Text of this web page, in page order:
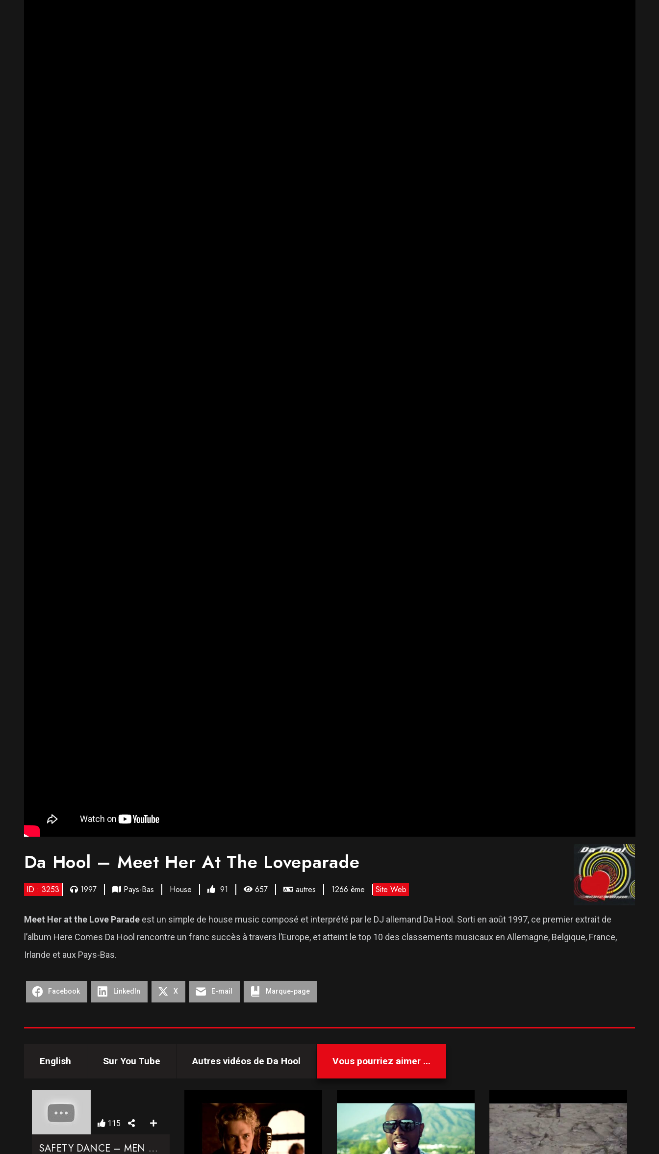
Da Hool – Meet Her At The Loveparade
ID : 3253 1997 Pays-Bas House 91 657 autres 1266 ème Site Web
Meet Her at the Love Paradeest un simple de house music composé et interprété par le DJ allemand Da Hool. Sorti en août 1997, ce premier extrait de
l’album Here Comes Da Hool rencontre un franc succès à travers l’Europe, et atteint le top 10 des classements musicaux en Allemagne, Belgique, France,
Irlande et aux Pays-Bas.
Facebook LinkedIn X E-mail Marque-page
English Sur You Tube Autres vidéos de Da Hool Vous pourriez aimer ...
115
SAFETY DANCE – MEN WITHOUT HATS